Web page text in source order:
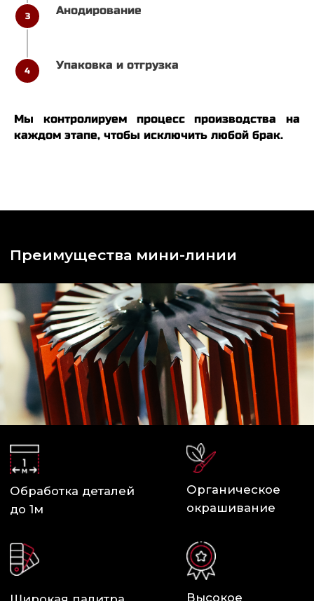
3 Анодирование
4 Упаковка и отгрузка
Мы контролируем процесс производства на
каждом этапе, чтобы исключить любой брак.
Беремся
Нулевой процент
качество
Широкая палитра
цветов